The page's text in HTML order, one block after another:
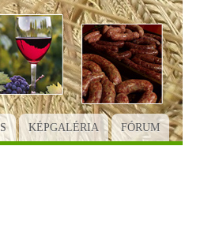
KÉPGALÉRIA FÓRUM